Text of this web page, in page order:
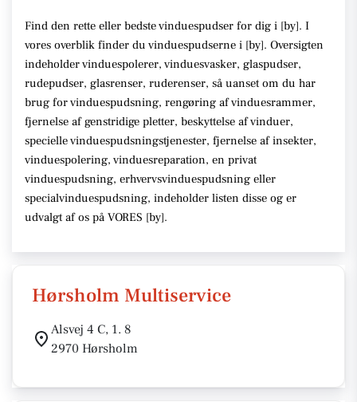
Find den rette eller bedste vinduespudser for dig i [by]. I
vores overblik finder du vinduespudserne i [by]. Oversigten
indeholder vinduespolerer, vinduesvasker, glaspudser,
rudepudser, glasrenser, ruderenser, så uanset om du har
brug for vinduespudsning, rengøring af vinduesrammer,
fjernelse af genstridige pletter, beskyttelse af vinduer,
specielle vinduespudsningstjenester, fjernelse af insekter,
vinduespolering, vinduesreparation, en privat
vinduespudsning, erhvervsvinduespudsning eller
specialvinduespudsning, indeholder listen disse og er
udvalgt af os på VORES [by].
Hørsholm Multiservice
Alsvej 4 C, 1. 8
2970 Hørsholm